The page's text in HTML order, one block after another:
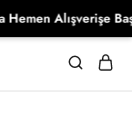
Alışverişe